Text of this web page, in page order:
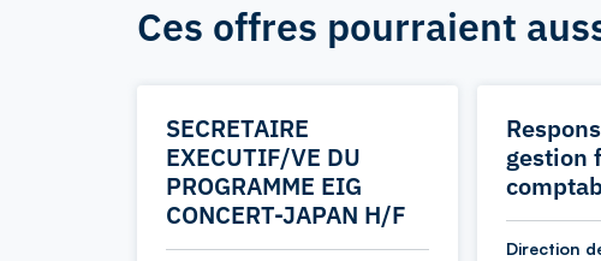
Ces offres pourraient
SECRETAIRE
EXECUTIF/VE DU
PROGRAMME EIG
CONCERT-JAPAN H/F
gestion
Direction